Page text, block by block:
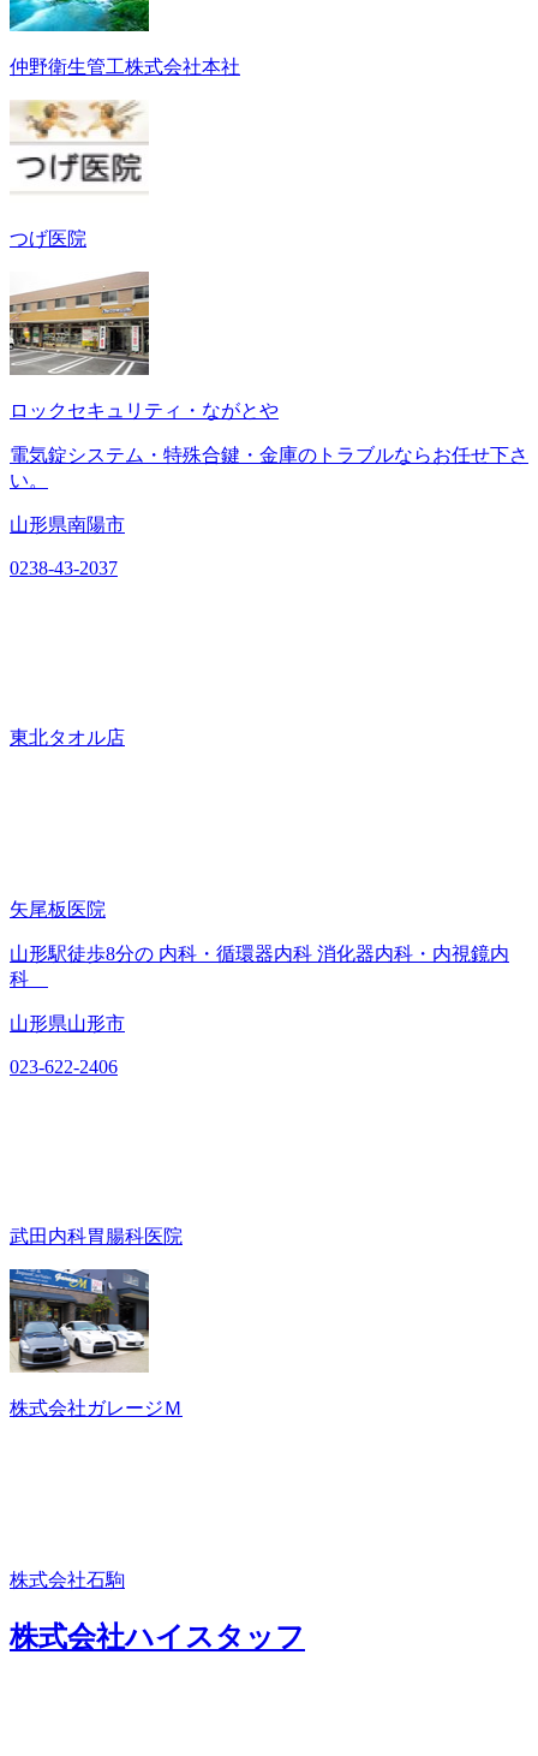
仲野衛生管工株式会社本社
つげ医院
ロックセキュリティ・ながとや
電気錠システム・特殊合鍵・金庫のトラブルならお任せ下さ
い。
山形県南陽市
0238-43-2037
東北タオル店
矢尾板医院
山形駅徒歩8分の 内科・循環器内科 消化器内科・内視鏡内
科
山形県山形市
023-622-2406
武田内科胃腸科医院
株式会社ガレージＭ
株式会社石駒
株式会社ハイスタッフ